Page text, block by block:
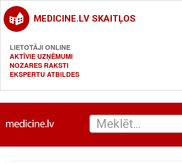
MEDICINE.LV SKAITĻOS
LIETOTĀJI ONLINE
AKTĪVIE UZŅĒMUMI
NOZARES RAKSTI
EKSPERTU ATBILDES